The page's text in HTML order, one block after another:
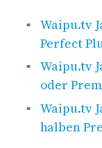
Waipu.tv
Perfect
Waipu.tv
oder
Waipu.tv
halben